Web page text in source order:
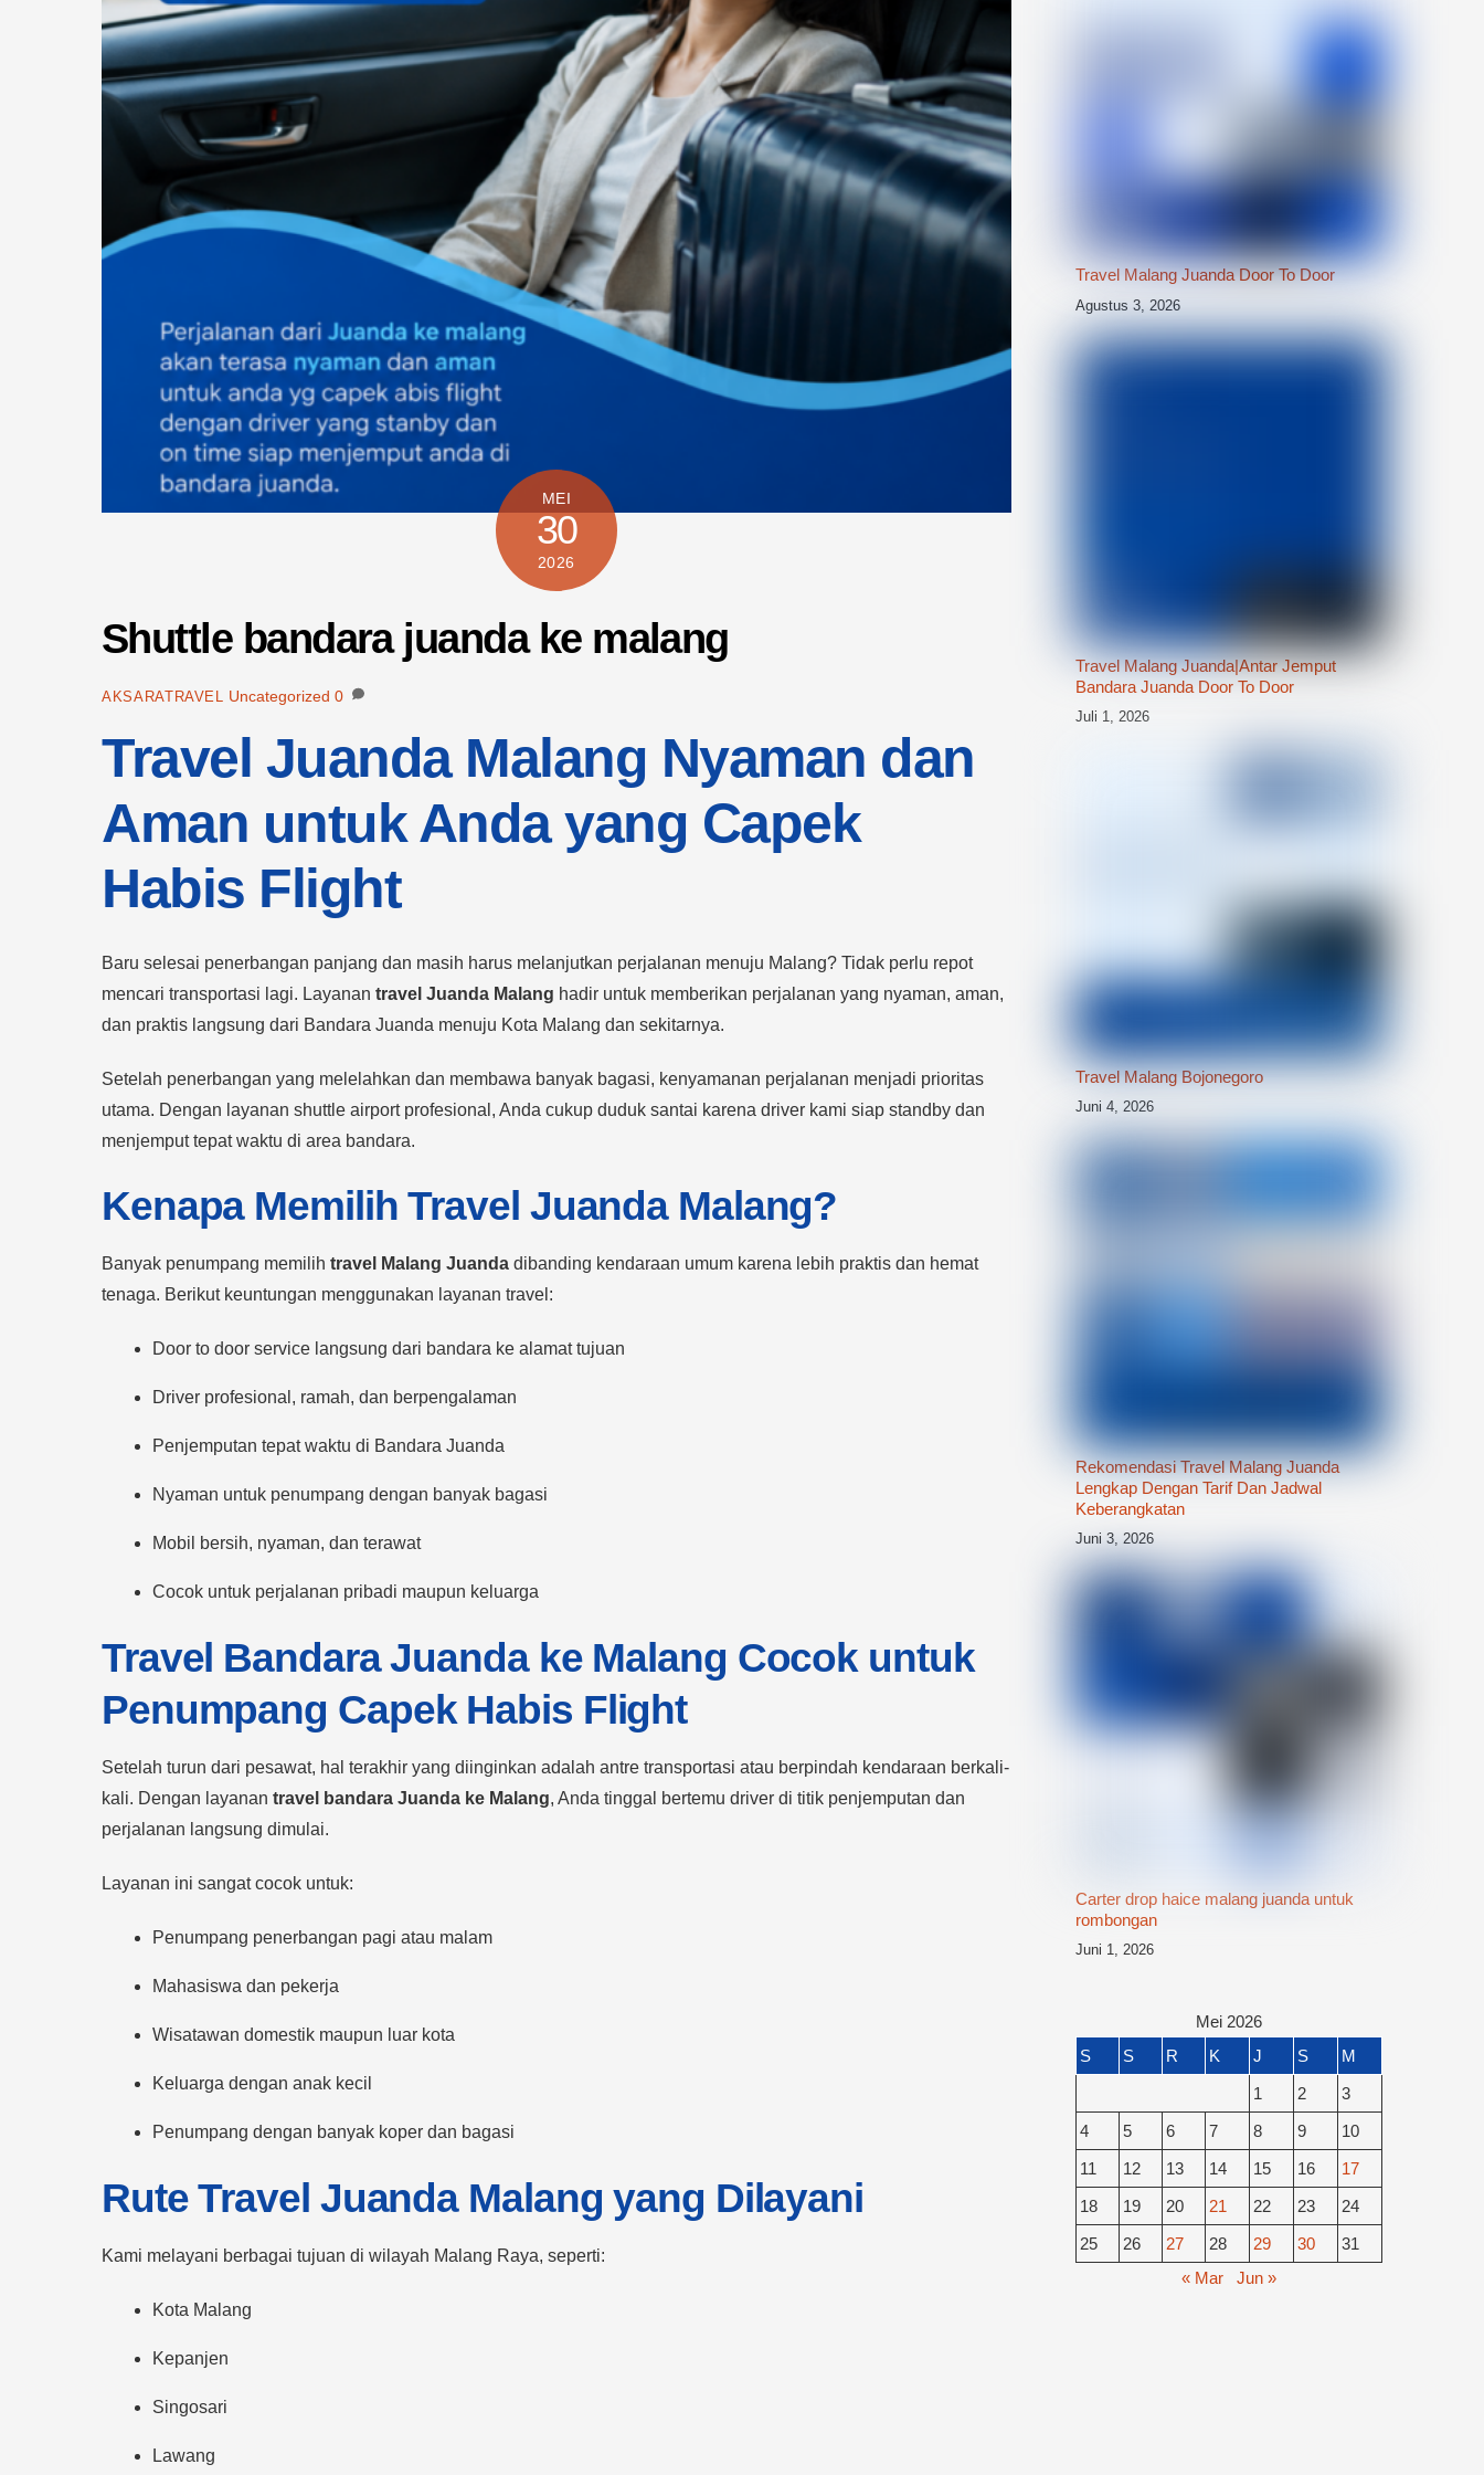
MEI
30
2026
Shuttle bandara juanda ke malang
AKSARATRAVEL Uncategorized 0
Travel Juanda Malang Nyaman dan
Aman untuk Anda yang Capek
Habis Flight
Baru selesai penerbangan panjang dan masih harus melanjutkan perjalanan menuju Malang? Tidak perlu repot
mencari transportasi lagi. Layanan travel Juanda Malang hadir untuk memberikan perjalanan yang nyaman, aman,
dan praktis langsung dari Bandara Juanda menuju Kota Malang dan sekitarnya.
Setelah penerbangan yang melelahkan dan membawa banyak bagasi, kenyamanan perjalanan menjadi prioritas
utama. Dengan layanan shuttle airport profesional, Anda cukup duduk santai karena driver kami siap standby dan
menjemput tepat waktu di area bandara.
Kenapa Memilih Travel Juanda Malang?
Banyak penumpang memilih travel Malang Juanda dibanding kendaraan umum karena lebih praktis dan hemat
tenaga. Berikut keuntungan menggunakan layanan travel:
Door to door service langsung dari bandara ke alamat tujuan
Driver profesional, ramah, dan berpengalaman
Penjemputan tepat waktu di Bandara Juanda
Nyaman untuk penumpang dengan banyak bagasi
Mobil bersih, nyaman, dan terawat
Cocok untuk perjalanan pribadi maupun keluarga
Travel Bandara Juanda ke Malang Cocok untuk
Penumpang Capek Habis Flight
Setelah turun dari pesawat, hal terakhir yang diinginkan adalah antre transportasi atau berpindah kendaraan berkali-
kali. Dengan layanan travel bandara Juanda ke Malang, Anda tinggal bertemu driver di titik penjemputan dan
perjalanan langsung dimulai.
Layanan ini sangat cocok untuk:
Penumpang penerbangan pagi atau malam
Mahasiswa dan pekerja
Wisatawan domestik maupun luar kota
Keluarga dengan anak kecil
Penumpang dengan banyak koper dan bagasi
Rute Travel Juanda Malang yang Dilayani
Kami melayani berbagai tujuan di wilayah Malang Raya, seperti:
Kota Malang
Kepanjen
Singosari
Lawang
Travel Malang Juanda Door To Door
Agustus 3, 2026
Travel Malang Juanda|Antar Jemput
Bandara Juanda Door To Door
Juli 1, 2026
Travel Malang Bojonegoro
Juni 4, 2026
Rekomendasi Travel Malang Juanda
Lengkap Dengan Tarif Dan Jadwal
Keberangkatan
Juni 3, 2026
Carter drop haice malang juanda untuk
rombongan
Juni 1, 2026
Mei 2026
S
S R K J S
M
1
2
3
4
5 6 7 8 9
10
11
12 13 14 15 16
17
18
19 20 21 22 23
24
25
26 27 28 29 30
31
« Mar
Jun »